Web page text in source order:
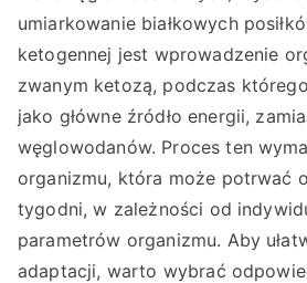
umiarkowanie białkowych
ketogennej jest wprowadzenie
zwanym ketozą, podczas
jako główne źródło energii,
węglowodanów. Proces ten
organizmu, która może potrwać
tygodni, w zależności od
parametrów organizmu. Aby
adaptacji, warto wybrać